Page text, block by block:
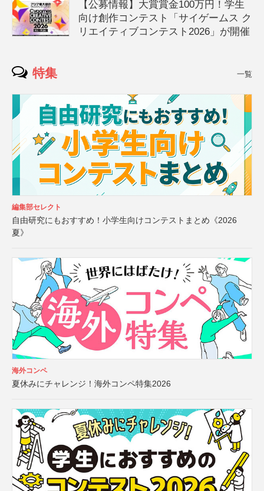
【公募情報】大賞賞金100万円！学生
向け創作コンテスト「サイゲームス ク
リエイティブコンテスト2026」が開催
特集 一覧
編集部セレクト
自由研究にもおすすめ！小学生向けコンテストまとめ《2026
夏》
海外コンペ
夏休みにチャレンジ！海外コンペ特集2026